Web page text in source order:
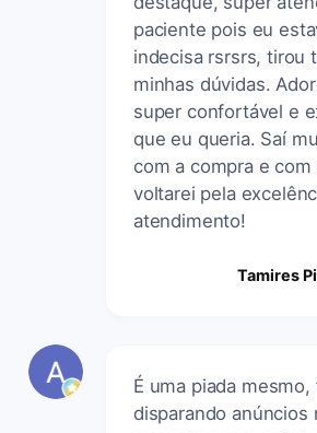
paciente pois eu
indecisa rsrsrs, tirou
minhas dúvidas.
super confortável e
que eu queria. Saí
com a compra e
voltarei pela
atendimento!
Tamires
É uma piada mesmo,
disparando anúncios